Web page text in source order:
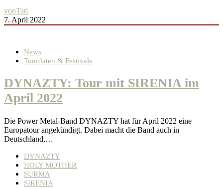
vonTati
7. April 2022
News
Tourdaten & Festivals
DYNAZTY: Tour mit SIRENIA im
April 2022
Die Power Metal-Band DYNAZTY hat für April 2022 eine
Europatour angekündigt. Dabei macht die Band auch in
Deutschland,…
DYNAZTY
HOLY MOTHER
SURMA
SIRENIA